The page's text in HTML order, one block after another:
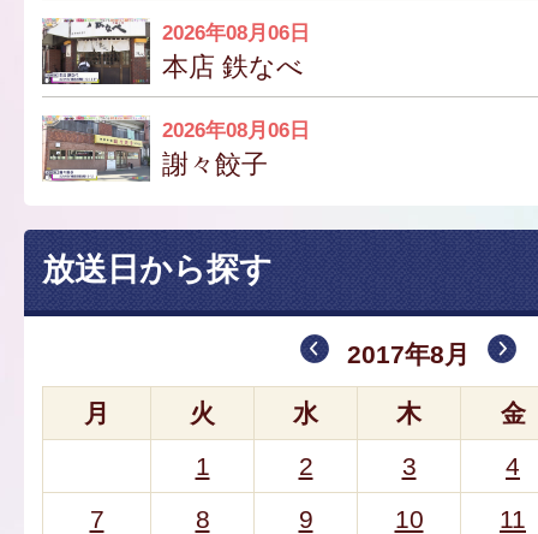
2026年08月06日
本店 鉄なべ
2026年08月06日
謝々餃子
放送日から探す
2017年8月
月 火 水 木
金
1
2 3
4
7
8 9 10
11